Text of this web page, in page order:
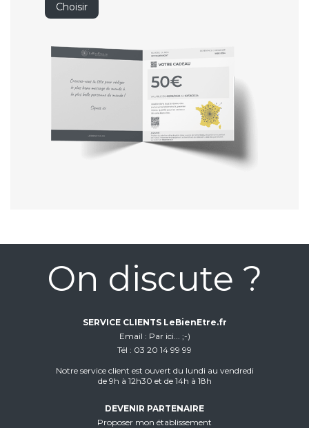
Choisir
On discute ?
SERVICE CLIENTS LeBienEtre.fr
Email
Par ici... ;-)
Tél
03 20 14 99 99
Notre service client est ouvert du lundi au vendredi
de 9h à 12h30 et de 14h à 18h
DEVENIR PARTENAIRE
Proposer mon établissement